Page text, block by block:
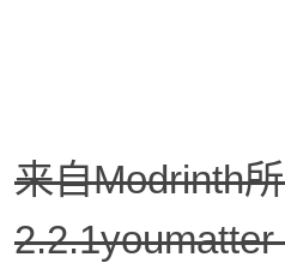
来自Modrinth